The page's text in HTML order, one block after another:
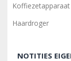
Koffiezetapparaat
Haardroger
NOTITIES